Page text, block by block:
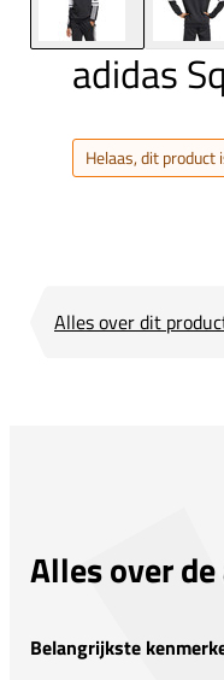
adidas
Helaas, dit product
Alles over dit
Alles over
Belangrijkste